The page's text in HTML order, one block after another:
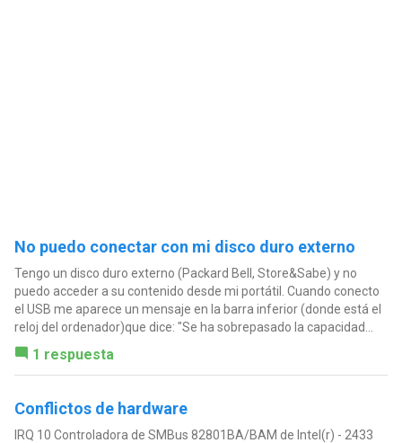
No puedo conectar con mi disco duro externo
Tengo un disco duro externo (Packard Bell, Store&Sabe) y no
puedo acceder a su contenido desde mi portátil. Cuando conecto
el USB me aparece un mensaje en la barra inferior (donde está el
reloj del ordenador)que dice: "Se ha sobrepasado la capacidad...
1 respuesta
Conflictos de hardware
IRQ 10 Controladora de SMBus 82801BA/BAM de Intel(r) - 2433